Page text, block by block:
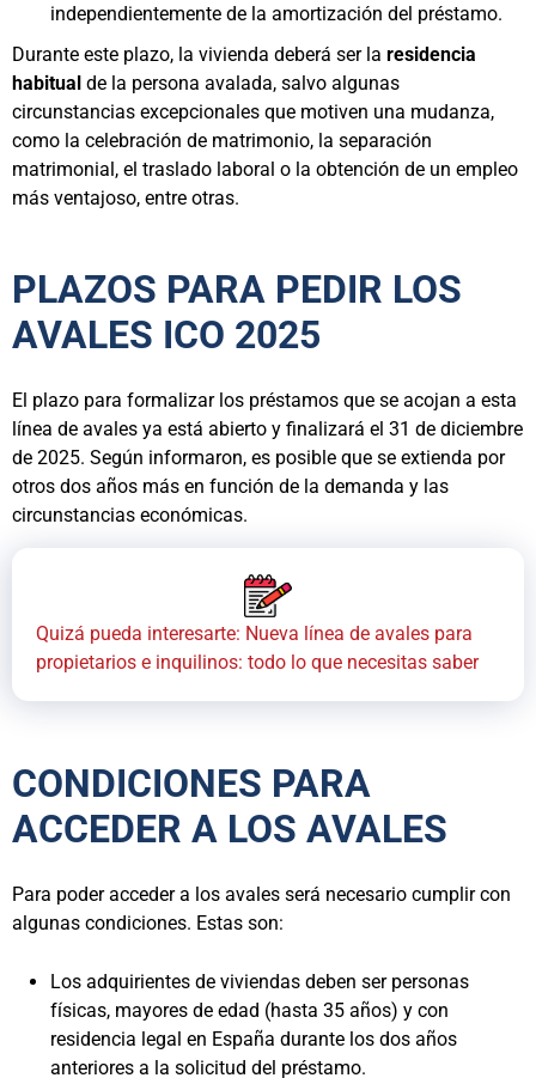
independientemente de la amortización del préstamo.
Durante este plazo, la vivienda deberá ser la residencia
habitual de la persona avalada, salvo algunas
circunstancias excepcionales que motiven una mudanza,
como la celebración de matrimonio, la separación
matrimonial, el traslado laboral o la obtención de un empleo
más ventajoso, entre otras.
PLAZOS PARA PEDIR LOS
AVALES ICO 2025
El plazo para formalizar los préstamos que se acojan a esta
línea de avales ya está abierto y finalizará el 31 de diciembre
de 2025. Según informaron, es posible que se extienda por
otros dos años más en función de la demanda y las
circunstancias económicas.
Quizá pueda interesarte: Nueva línea de avales para
propietarios e inquilinos: todo lo que necesitas saber
CONDICIONES PARA
ACCEDER A LOS AVALES
Para poder acceder a los avales será necesario cumplir con
algunas condiciones. Estas son:
Los adquirientes de viviendas deben ser personas
físicas, mayores de edad (hasta 35 años) y con
residencia legal en España durante los dos años
anteriores a la solicitud del préstamo.